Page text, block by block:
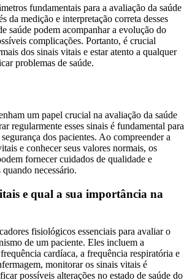
fundamentais para a avaliação da saúde
da medição e interpretação correta desses
saúde podem acompanhar a evolução do
complicações. Portanto, é crucial
dos sinais vitais e estar atento a qualquer
problemas de saúde.
um papel crucial na avaliação da saúde
regularmente esses sinais é fundamental para
dos pacientes. Ao compreender a
e conhecer seus valores normais, os
fornecer cuidados de qualidade e
necessário.
e qual a sua importância na
fisiológicos essenciais para avaliar o
de um paciente. Eles incluem a
cardíaca, a frequência respiratória e
monitorar os sinais vitais é
possíveis alterações no estado de saúde do